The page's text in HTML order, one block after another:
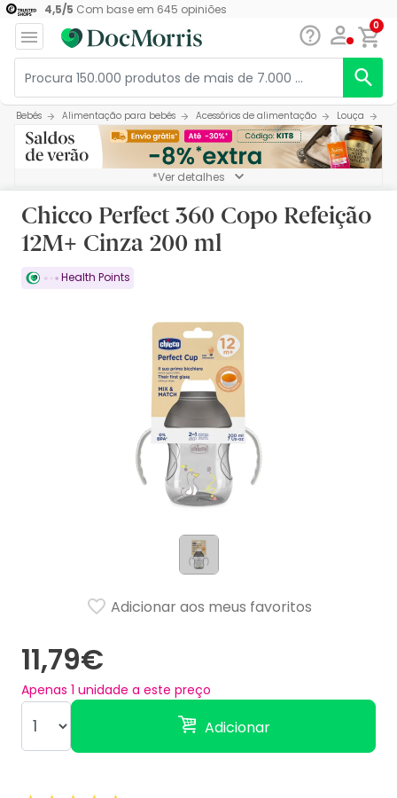
4,5/5 Com base em 645 opiniões
0
Bebés Alimentação para bebés Acessórios de alimentação Louça
*Ver detalhes
Chicco Perfect 360 Copo Refeição
12M+ Cinza 200 ml
Health Points
11,79€
Apenas 1 unidade a este preço
Adicionar
Adicionar aos meus favoritos